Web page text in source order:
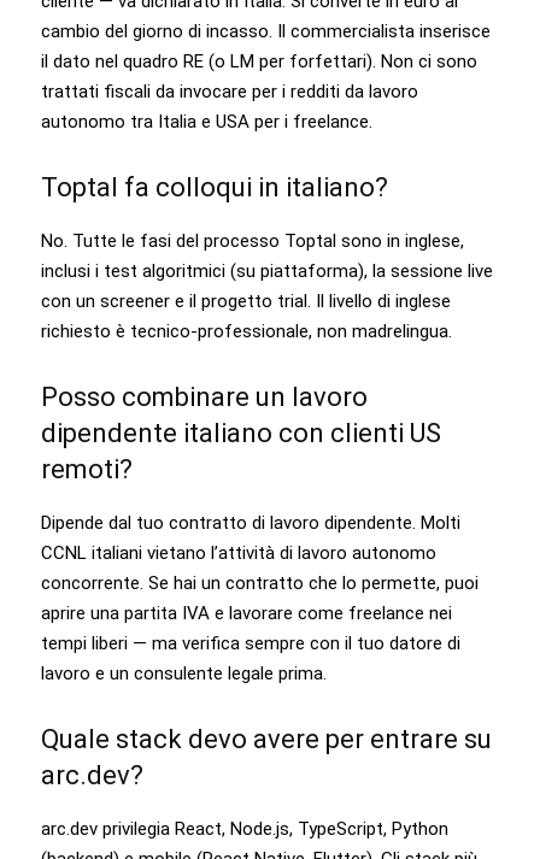
cambio del giorno di incasso. Il commercialista inserisce
il dato nel quadro RE (o LM per forfettari). Non ci sono
trattati fiscali da invocare per i redditi da lavoro
autonomo tra Italia e USA per i freelance.
Toptal fa colloqui in italiano?
No. Tutte le fasi del processo Toptal sono in inglese,
inclusi i test algoritmici (su piattaforma), la sessione live
con un screener e il progetto trial. Il livello di inglese
richiesto è tecnico-professionale, non madrelingua.
Posso combinare un lavoro
dipendente italiano con clienti US
remoti?
Dipende dal tuo contratto di lavoro dipendente. Molti
CCNL italiani vietano l’attività di lavoro autonomo
concorrente. Se hai un contratto che lo permette, puoi
aprire una partita IVA e lavorare come freelance nei
tempi liberi — ma verifica sempre con il tuo datore di
lavoro e un consulente legale prima.
Quale stack devo avere per entrare su
arc.dev?
arc.dev privilegia React, Node.js, TypeScript, Python